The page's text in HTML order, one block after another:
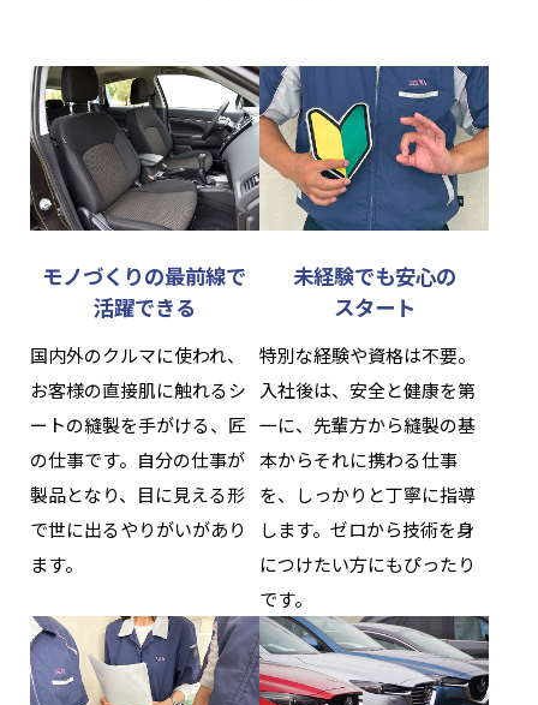
モノづくりの最前線で
活躍できる
国内外のクルマに使われ、
お客様の直接肌に触れるシ
ートの縫製を手がける、匠
の仕事です。自分の仕事が
製品となり、目に見える形
で世に出るやりがいがあり
ます。
未経験でも安心の
スタート
特別な経験や資格は不要。
入社後は、安全と健康を第
一に、先輩方から縫製の基
本からそれに携わる仕事
を、しっかりと丁寧に指導
します。ゼロから技術を身
につけたい方にもぴったり
です。